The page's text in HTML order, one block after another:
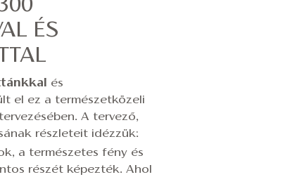
ÉS
és
el ez a természetközeli
tervezésében. A tervező,
részleteit idézzük:
a természetes fény és
részét képezték. Ahol